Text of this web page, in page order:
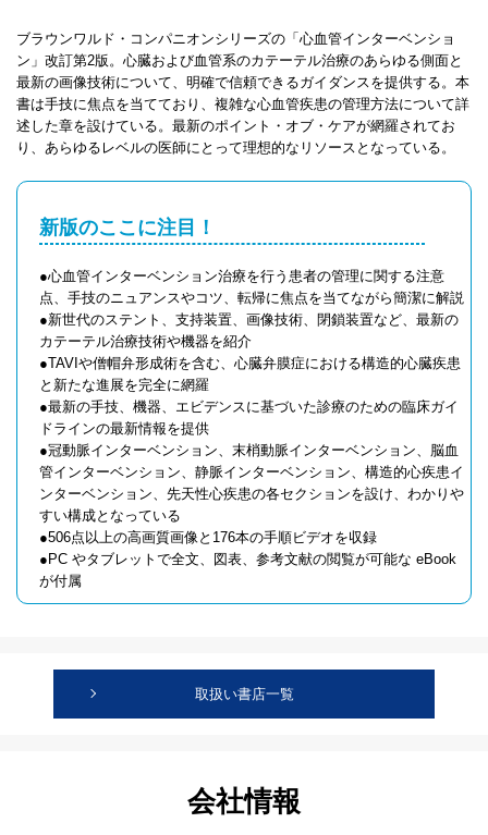
ブラウンワルド・コンパニオンシリーズの「心血管インターベンショ
ン」改訂第2版。心臓および血管系のカテーテル治療のあらゆる側面と
最新の画像技術について、明確で信頼できるガイダンスを提供する。本
書は手技に焦点を当てており、複雑な心血管疾患の管理方法について詳
述した章を設けている。最新のポイント・オブ・ケアが網羅されてお
り、あらゆるレベルの医師にとって理想的なリソースとなっている。
新版のここに注目！
●心血管インターベンション治療を行う患者の管理に関する注意
点、手技のニュアンスやコツ、転帰に焦点を当てながら簡潔に解説
●新世代のステント、支持装置、画像技術、閉鎖装置など、最新の
カテーテル治療技術や機器を紹介
●TAVIや僧帽弁形成術を含む、心臓弁膜症における構造的心臓疾患
と新たな進展を完全に網羅
●最新の手技、機器、エビデンスに基づいた診療のための臨床ガイ
ドラインの最新情報を提供
●冠動脈インターベンション、末梢動脈インターベンション、脳血
管インターベンション、静脈インターベンション、構造的心疾患イ
ンターベンション、先天性心疾患の各セクションを設け、わかりや
すい構成となっている
●506点以上の高画質画像と176本の手順ビデオを収録
●PC やタブレットで全文、図表、参考文献の閲覧が可能な eBook
が付属
取扱い書店一覧
会社情報